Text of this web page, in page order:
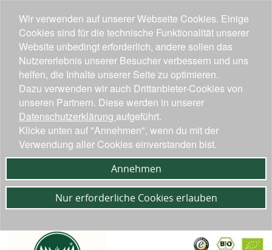
Wir verwenden auf unserer Webseite Cookies. Einige
Cookies sind für die technische Funktionalität unserer
Website unbedingt erforderlich, andere sollen das
Nutzererlebnis unserer Besucher verbessern und uns
helfen, die Inhalte unserer Seite zu optimieren.
Dazu verwenden wir auch Drittanbieter-Cookies von
unseren Partnern. Diese werden in unserer
Datenschutzerklärung aufgeführt.
Klicke unten auf "Annehmen", wenn du mit der
Verwendung aller Cookies einverstanden bist.
Annehmen
Nur erforderliche Cookies erlauben